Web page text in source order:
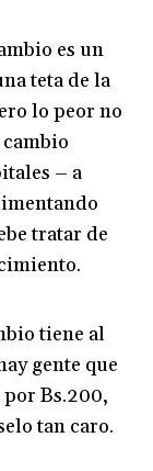
es un
teta de la
lo peor no
– a
tratar de
tiene al
gente que
Bs.200,
tan caro.